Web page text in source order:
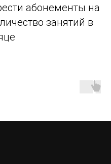
абонементы на
занятий в